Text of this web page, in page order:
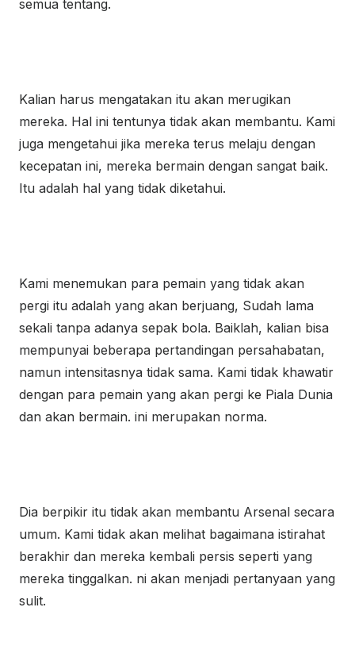
semua tentang.
Kalian harus mengatakan itu akan merugikan
mereka. Hal ini tentunya tidak akan membantu. Kami
juga mengetahui jika mereka terus melaju dengan
kecepatan ini, mereka bermain dengan sangat baik.
Itu adalah hal yang tidak diketahui.
Kami menemukan para pemain yang tidak akan
pergi itu adalah yang akan berjuang, Sudah lama
sekali tanpa adanya sepak bola. Baiklah, kalian bisa
mempunyai beberapa pertandingan persahabatan,
namun intensitasnya tidak sama. Kami tidak khawatir
dengan para pemain yang akan pergi ke Piala Dunia
dan akan bermain. ini merupakan norma.
Dia berpikir itu tidak akan membantu Arsenal secara
umum. Kami tidak akan melihat bagaimana istirahat
berakhir dan mereka kembali persis seperti yang
mereka tinggalkan. ni akan menjadi pertanyaan yang
sulit.